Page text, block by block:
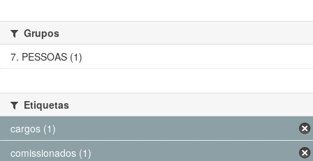
Grupos
7. PESSOAS (1)
Etiquetas
cargos (1)
comissionados (1)